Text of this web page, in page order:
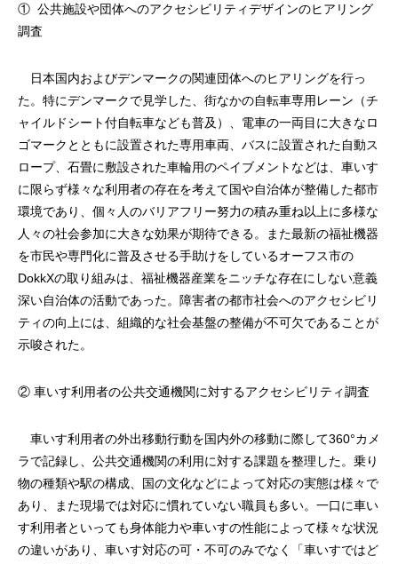
① 公共施設や団体へのアクセシビリティデザインのヒアリング
調査
日本国内およびデンマークの関連団体へのヒアリングを行っ
た。特にデンマークで見学した、街なかの自転車専用レーン（チ
ャイルドシート付自転車なども普及）、電車の一両目に大きなロ
ゴマークとともに設置された専用車両、バスに設置された自動ス
ロープ、石畳に敷設された車輪用のペイブメントなどは、車いす
に限らず様々な利用者の存在を考えて国や自治体が整備した都市
環境であり、個々人のバリアフリー努力の積み重ね以上に多様な
人々の社会参加に大きな効果が期待できる。また最新の福祉機器
を市民や専門化に普及させる手助けをしているオーフス市の
DokkXの取り組みは、福祉機器産業をニッチな存在にしない意義
深い自治体の活動であった。障害者の都市社会へのアクセシビリ
ティの向上には、組織的な社会基盤の整備が不可欠であることが
示唆された。
② 車いす利用者の公共交通機関に対するアクセシビリティ調査
車いす利用者の外出移動行動を国内外の移動に際して360°カメ
ラで記録し、公共交通機関の利用に対する課題を整理した。乗り
物の種類や駅の構成、国の文化などによって対応の実態は様々で
あり、また現場では対応に慣れていない職員も多い。一口に車い
す利用者といっても身体能力や車いすの性能によって様々な状況
の違いがあり、車いす対応の可・不可のみでなく「車いすではど